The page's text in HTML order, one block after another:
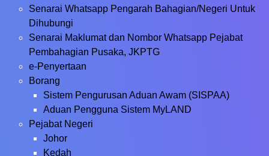
Senarai Whatsapp Pengarah Bahagian/Negeri Untuk
Dihubungi
Senarai Maklumat dan Nombor Whatsapp Pejabat
Pembahagian Pusaka, JKPTG
e-Penyertaan
Borang
Sistem Pengurusan Aduan Awam (SISPAA)
Aduan Pengguna Sistem MyLAND
Pejabat Negeri
Johor
Kedah